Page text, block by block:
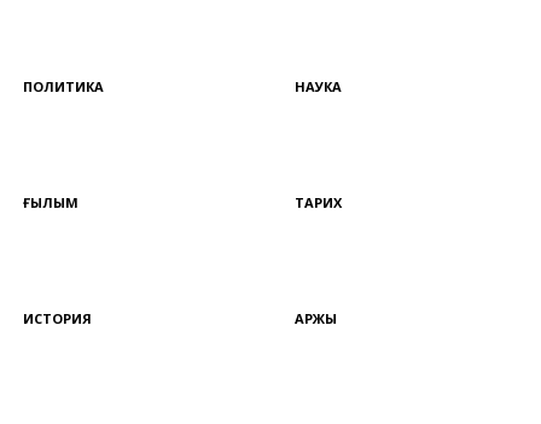
ПОЛИТИКА НАУКА
ҒЫЛЫМ ТАРИХ
ИСТОРИЯ ҚАРЖЫ